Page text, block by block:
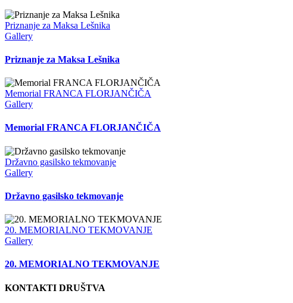
Priznanje za Maksa Lešnika
Gallery
Priznanje za Maksa Lešnika
Memorial FRANCA FLORJANČIČA
Gallery
Memorial FRANCA FLORJANČIČA
Državno gasilsko tekmovanje
Gallery
Državno gasilsko tekmovanje
20. MEMORIALNO TEKMOVANJE
Gallery
20. MEMORIALNO TEKMOVANJE
KONTAKTI DRUŠTVA